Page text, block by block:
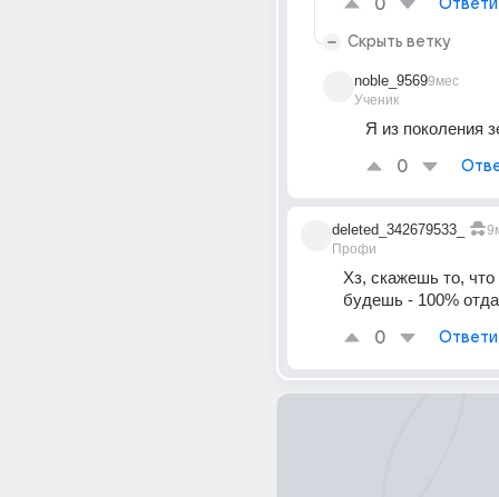
0
Скрыть ветку
noble_9569
Ученик
9мес
Я из поколения
0
deleted_342679533_
Профи
Хз, скажешь то,
будешь - 100%
0